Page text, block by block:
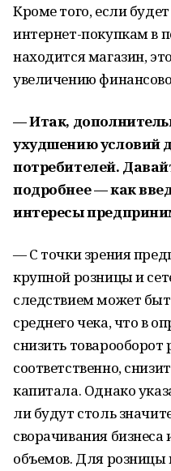
Кроме того, если
интернет-покупкам в
находится магазин,
увеличению
— Итак,
ухудшению условий
потребителей.
подробнее — как
интересы
— С точки зрения
крупной розницы и
следствием может
среднего чека, что в
снизить товарооборот
соответственно,
капитала. Однако
ли будут столь
сворачивания
объемов. Для